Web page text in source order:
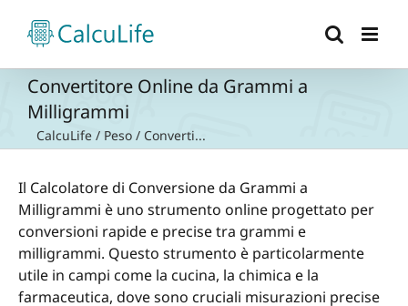
contenuto
Convertitore Online da Grammi a
Milligrammi
CalcuLife / Peso / Converti...
Il Calcolatore di Conversione da Grammi a
Milligrammi è uno strumento online progettato per
conversioni rapide e precise tra grammi e
milligrammi. Questo strumento è particolarmente
utile in campi come la cucina, la chimica e la
farmaceutica, dove sono cruciali misurazioni precise